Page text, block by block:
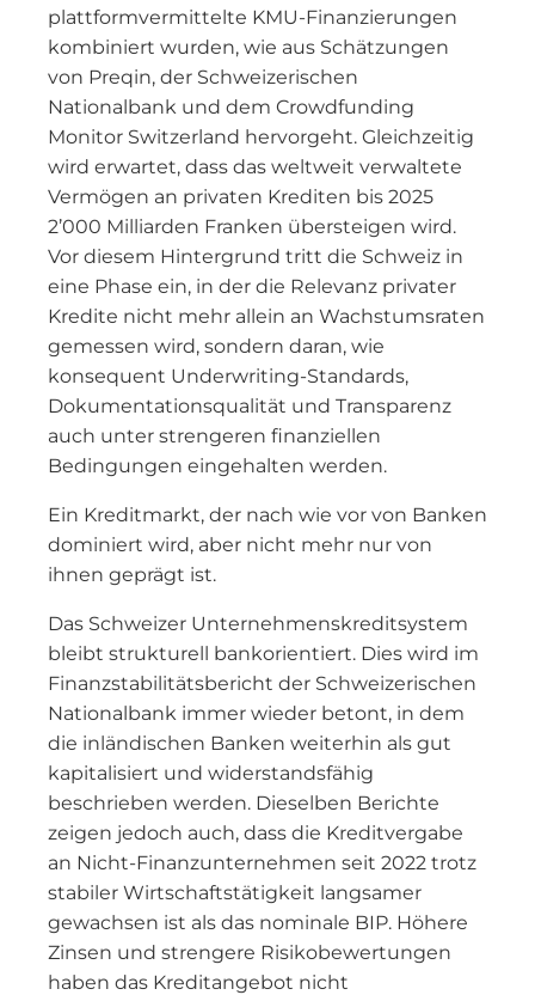
plattformvermittelte KMU-Finanzierungen
kombiniert wurden, wie aus Schätzungen
von Preqin, der Schweizerischen
Nationalbank und dem Crowdfunding
Monitor Switzerland hervorgeht. Gleichzeitig
wird erwartet, dass das weltweit verwaltete
Vermögen an privaten Krediten bis 2025
2’000 Milliarden Franken übersteigen wird.
Vor diesem Hintergrund tritt die Schweiz in
eine Phase ein, in der die Relevanz privater
Kredite nicht mehr allein an Wachstumsraten
gemessen wird, sondern daran, wie
konsequent Underwriting-Standards,
Dokumentationsqualität und Transparenz
auch unter strengeren finanziellen
Bedingungen eingehalten werden.
Ein Kreditmarkt, der nach wie vor von Banken
dominiert wird, aber nicht mehr nur von
ihnen geprägt ist.
Das Schweizer Unternehmenskreditsystem
bleibt strukturell bankorientiert. Dies wird im
Finanzstabilitätsbericht der Schweizerischen
Nationalbank immer wieder betont, in dem
die inländischen Banken weiterhin als gut
kapitalisiert und widerstandsfähig
beschrieben werden. Dieselben Berichte
zeigen jedoch auch, dass die Kreditvergabe
an Nicht-Finanzunternehmen seit 2022 trotz
stabiler Wirtschaftstätigkeit langsamer
gewachsen ist als das nominale BIP. Höhere
Zinsen und strengere Risikobewertungen
haben das Kreditangebot nicht